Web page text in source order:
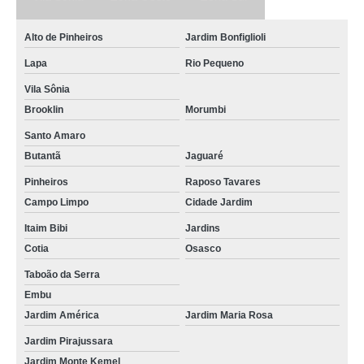
onde fica hospital de 24h veterinário Pinheiros
hospital veterinário 24hrs Santo Amaro
onde fica hospital veterinário 24hrs Alto de Pinheiros
hospital veterinário 24 horas Jardim Bonfiglioli
onde fica hospital veterinário 24hrs Taboão da Serra
onde encontrar hospital vet 24 Morumbi
hospitais veterinários 24 horas Cotia
onde fica hospital veterinário 24 Jaguaré
onde fica hospital veterinário 24hr Portal do Morumbi
Alto de Pinheiros Jardim Bonfiglioli
Lapa Rio Pequeno
Vila Sônia
Brooklin
Morumbi
Santo Amaro
Butantã
Jaguaré
Pinheiros
Raposo Tavares
Campo Limpo
Cidade Jardim
Itaim Bibi
Jardins
Cotia
Osasco
Taboão da Serra
Embu
Jardim América
Jardim Maria Rosa
Jardim Pirajussara
Jardim Monte Kemel